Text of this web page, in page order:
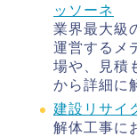
ッソーネ
業界最大級
運営するメ
場や、見積
から詳細に
建設リサイ
解体工事に